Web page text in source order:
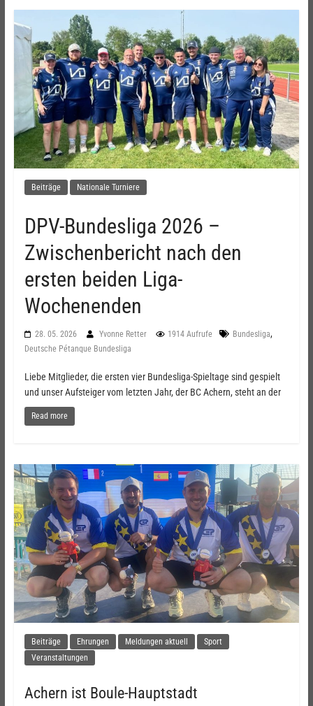
Beiträge Nationale Turniere
DPV-Bundesliga 2026 –
Zwischenbericht nach den
ersten beiden Liga-
Wochenenden
28. 05. 2026 Yvonne Retter 1914 Aufrufe Bundesliga,
Deutsche Pétanque Bundesliga
Liebe Mitglieder, die ersten vier Bundesliga-Spieltage sind gespielt
und unser Aufsteiger vom letzten Jahr, der BC Achern, steht an der
Read more
Beiträge Ehrungen Meldungen aktuell
Sport
Veranstaltungen
Achern ist Boule-Hauptstadt